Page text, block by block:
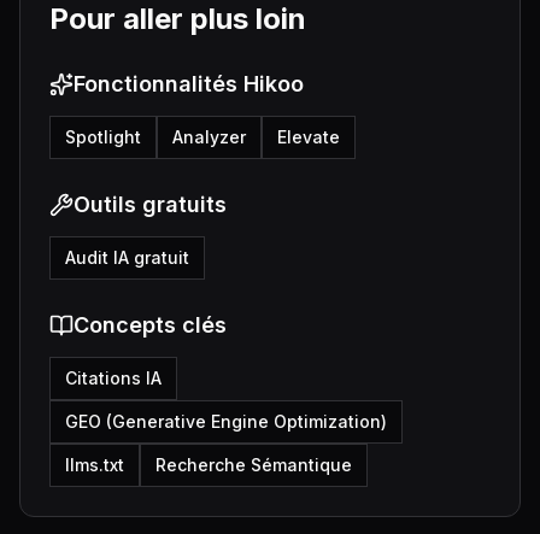
Pour aller plus loin
Fonctionnalités Hikoo
Spotlight Analyzer Elevate
Outils gratuits
Audit IA gratuit
Concepts clés
Citations IA
GEO (Generative Engine Optimization)
llms.txt Recherche Sémantique